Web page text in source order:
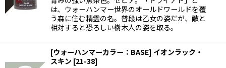
は、ウォーハンマー世界のオールドワールドを覆
う森に住む精霊の名。普段は乙女の姿だが、敵と
相対すると恐ろしい樹木人の姿を取る。
[ウォーハンマーカラー：BASE] イオンラック・
スキン [21-38]